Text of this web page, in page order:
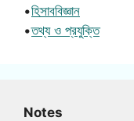
•হিসাববিজ্ঞান
•তথ্য ও প্রযুক্তি
Notes